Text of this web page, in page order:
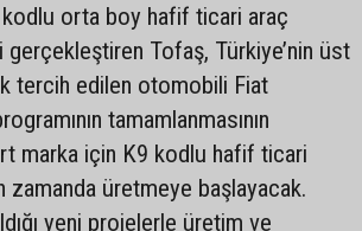
kodlu orta boy hafif ticari araç
gerçekleştiren Tofaş, Türkiye’nin üst
tercih edilen otomobili Fiat
tamamlanmasının
marka için K9 kodlu hafif ticari
zamanda üretmeye başlayacak.
yeni projelerle üretim ve